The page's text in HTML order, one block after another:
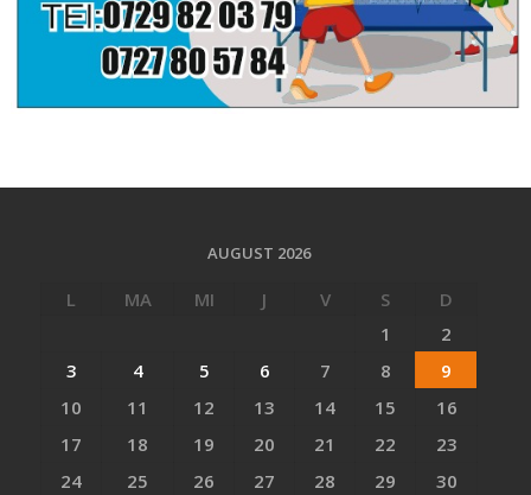
AUGUST 2026
L MA MI J V S
D
1
2
3
4 5 6 7 8
9
10
11 12 13 14 15
16
17
18 19 20 21 22
23
24
25 26 27 28 29
30